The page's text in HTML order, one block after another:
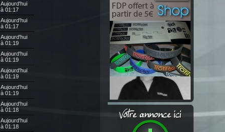
Aujourd'hui
à 01:17
Aujourd'hui
à 01:17
Aujourd'hui
à 01:19
Aujourd'hui
à 01:19
Aujourd'hui
à 01:19
Aujourd'hui
à 01:19
Aujourd'hui
à 01:18
Aujourd'hui
à 01:18